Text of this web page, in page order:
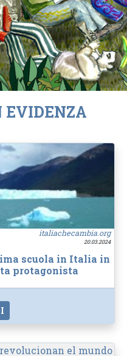
EVIDENZA
italiachecambia.org
20.03.2024
scuola in Italia in
protagonista